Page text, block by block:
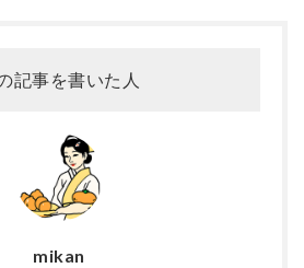
記事を書いた人
mikan